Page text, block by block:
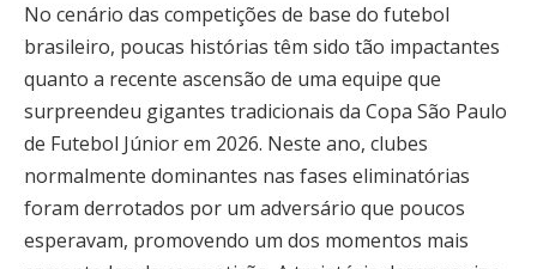
No cenário das competições de base do futebol
brasileiro, poucas histórias têm sido tão impactantes
quanto a recente ascensão de uma equipe que
surpreendeu gigantes tradicionais da Copa São Paulo
de Futebol Júnior em 2026. Neste ano, clubes
normalmente dominantes nas fases eliminatórias
foram derrotados por um adversário que poucos
esperavam, promovendo um dos momentos mais